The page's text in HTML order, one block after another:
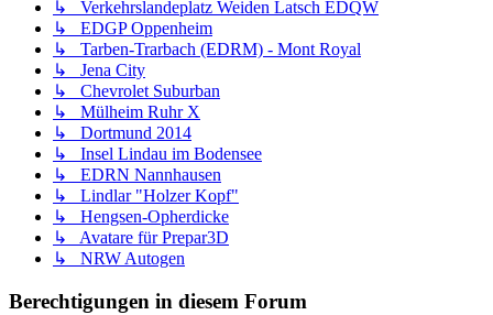
↳ Verkehrslandeplatz Weiden Latsch EDQW
↳ EDGP Oppenheim
↳ Tarben-Trarbach (EDRM) - Mont Royal
↳ Jena City
↳ Chevrolet Suburban
↳ Mülheim Ruhr X
↳ Dortmund 2014
↳ Insel Lindau im Bodensee
↳ EDRN Nannhausen
↳ Lindlar "Holzer Kopf"
↳ Hengsen-Opherdicke
↳ Avatare für Prepar3D
↳ NRW Autogen
Berechtigungen in diesem Forum